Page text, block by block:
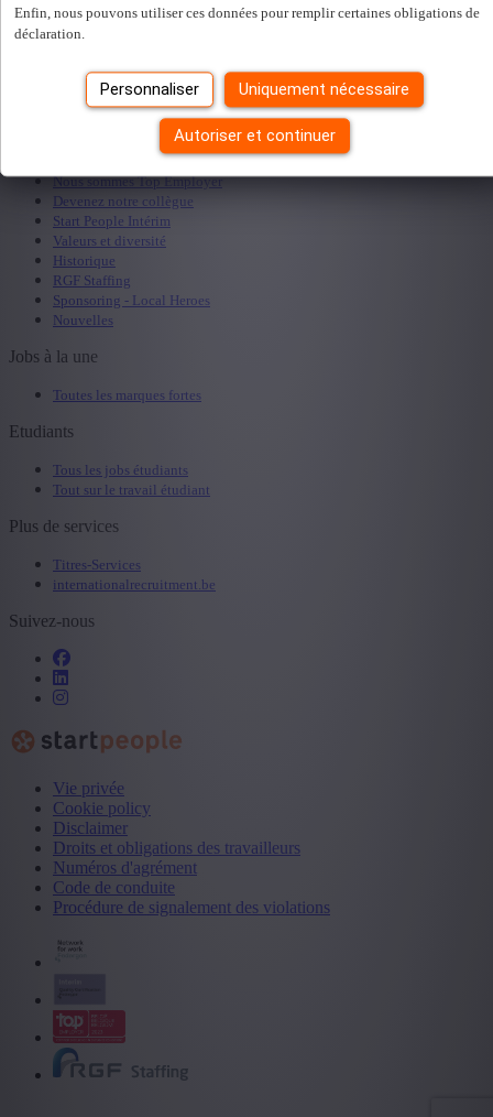
Enfin, nous pouvons utiliser ces données pour remplir certaines obligations de
déclaration.
Personnaliser Uniquement nécessaire
Autoriser et continuer
Envoyer une offre d'emploi
Etudiants
Services RH adaptés
Nos spécialisations
Nous sommes Top Employer
Devenez notre collègue
Start People Intérim
Valeurs et diversité
Historique
RGF Staffing
Sponsoring - Local Heroes
Nouvelles
Jobs à la une
Toutes les marques fortes
Etudiants
Tous les jobs étudiants
Tout sur le travail étudiant
Plus de services
Titres-Services
internationalrecruitment.be
Suivez-nous
Vie privée
Cookie policy
Disclaimer
Droits et obligations des travailleurs
Numéros d'agrément
Code de conduite
Procédure de signalement des violations